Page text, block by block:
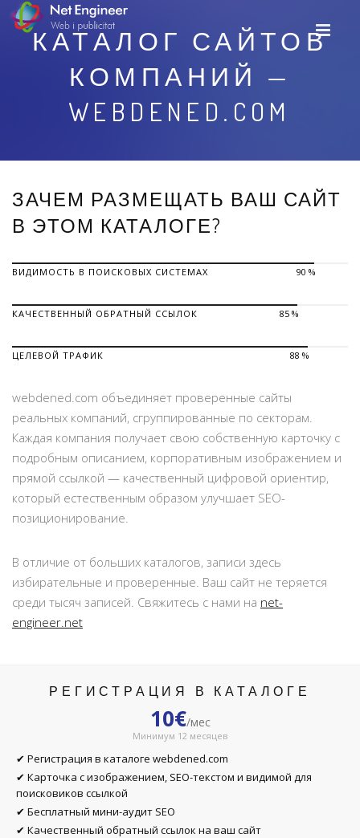
КАТАЛОГ САЙТОВ
КОМПАНИЙ —
WEBDENED.COM
ЗАЧЕМ РАЗМЕЩАТЬ ВАШ САЙТ
В ЭТОМ КАТАЛОГЕ?
ВИДИМОСТЬ В ПОИСКОВЫХ СИСТЕМАХ 90 %
КАЧЕСТВЕННЫЙ ОБРАТНЫЙ ССЫЛОК 85 %
ЦЕЛЕВОЙ ТРАФИК 88 %
webdened.com объединяет проверенные сайты
реальных компаний, сгруппированные по секторам.
Каждая компания получает свою собственную карточку с
подробным описанием, корпоративным изображением и
прямой ссылкой — качественный цифровой ориентир,
который естественным образом улучшает SEO-
позиционирование.
В отличие от больших каталогов, записи здесь
избирательные и проверенные. Ваш сайт не теряется
среди тысяч записей. Свяжитесь с нами на net-
engineer.net
РЕГИСТРАЦИЯ В КАТАЛОГЕ
10€/мес
Минимум 12 месяцев
✔ Регистрация в каталоге webdened.com
✔ Карточка с изображением, SEO-текстом и видимой для
поисковиков ссылкой
✔ Бесплатный мини-аудит SEO
✔ Качественный обратный ссылок на ваш сайт